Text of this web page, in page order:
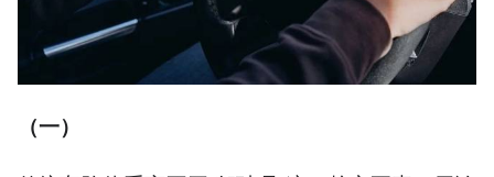
（一）